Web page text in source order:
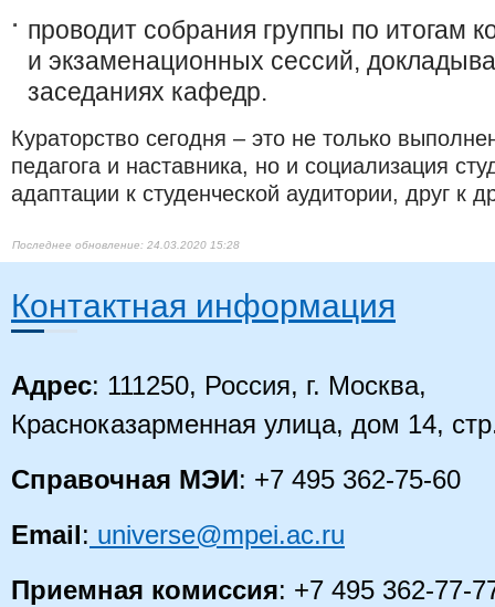
проводит собрания группы по итогам
и экзаменационных сессий,
заседаниях кафедр.
Кураторство сегодня – это не только
педагога и наставника, но и социализация
адаптации к студенческой аудитории, друг к
24.03.2020 15:28
Контактная информация
Адрес: 111250, Россия, г. Москва,
Красноказарменная улица, дом 14,
Справочная МЭИ: +7 495 362-75-60
Email: universe@mpei.ac.ru
Приемная комиссия: +7 495 362-77-